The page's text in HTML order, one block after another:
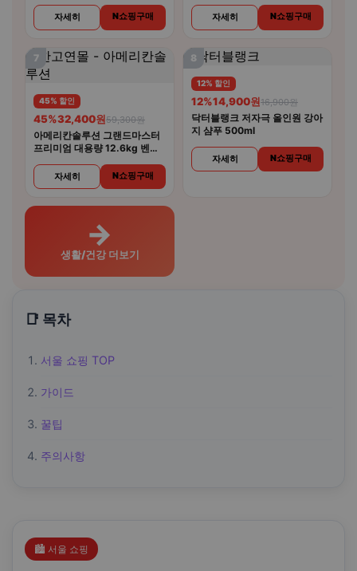
자세히 N쇼핑구매 자세히 N쇼핑구매
7
45% 할인
45%32,400원59,300원
아메리칸솔루션 그랜드마스터
프리미엄 대용량 12.6kg 벤토
자세히 N쇼핑구매
8
12% 할인
12%14,900원16,900원
닥터블랭크 저자극 올인원 강아
지 샴푸 500ml
자세히 N쇼핑구매
→
생활/건강 더보기
📑 목차
서울 쇼핑 TOP
가이드
꿀팁
주의사항
🏙️ 서울 쇼핑